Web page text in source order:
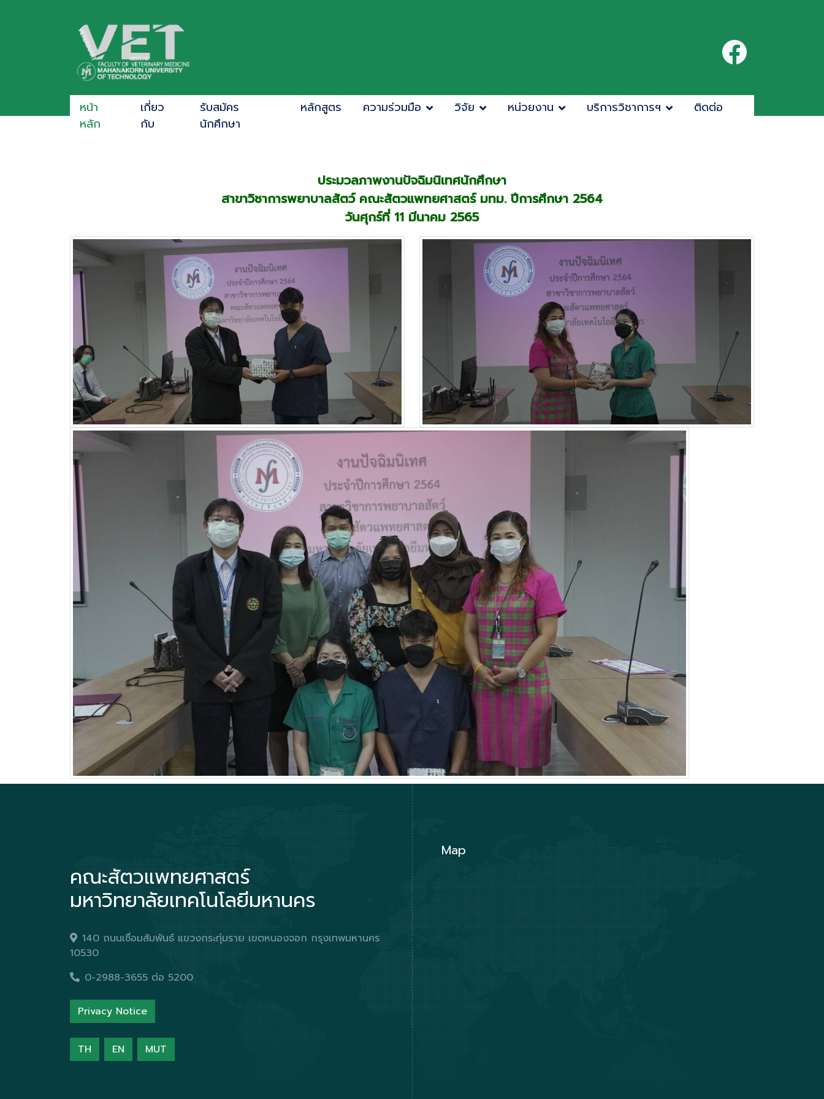
หน้า
หลัก
เกี่ยว
กับ
รับสมัคร
นักศึกษา
หลักสูตร ความร่วมมือ วิจัย หน่วยงาน บริการวิชาการฯ ติดต่อ
ประมวลภาพงานปัจฉิมนิเทศนักศึกษา
สาขาวิชาการพยาบาลสัตว์ คณะสัตวแพทยศาสตร์ มทม. ปีการศึกษา 2564
วันศุกร์ที่ 11 มีนาคม 2565
คณะสัตวแพทยศาสตร์
มหาวิทยาลัยเทคโนโลยีมหานคร
140 ถนนเชื่อมสัมพันธ์ แขวงกระทุ่มราย เขตหนองจอก กรุงเทพมหานคร
10530
0-2988-3655 ต่อ 5200
Privacy Notice
TH EN MUT
Map